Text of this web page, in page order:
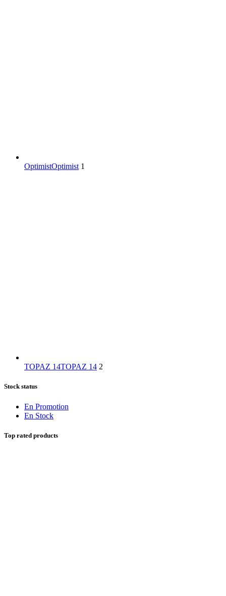
OptimistOptimist 1
TOPAZ 14TOPAZ 14 2
Stock status
En Promotion
En Stock
Top rated products